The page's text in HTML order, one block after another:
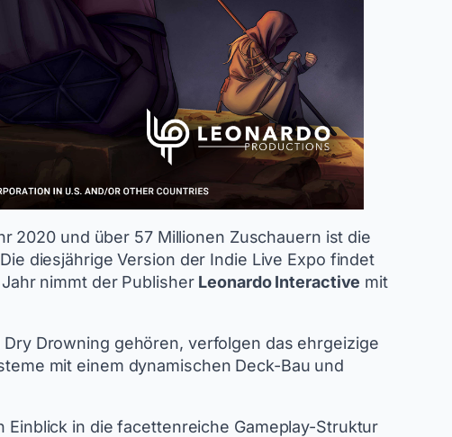
2020 und über 57 Millionen Zuschauern ist die
diesjährige Version der Indie Live Expo findet
nimmt der Publisher Leonardo Interactive mit
Drowning gehören, verfolgen das ehrgeizige
mit einem dynamischen Deck-Bau und
in die facettenreiche Gameplay-Struktur